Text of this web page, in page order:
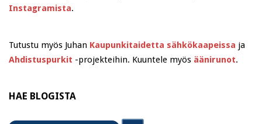
Instagramista.
Tutustu myös Juhan Kaupunkitaidetta sähkökaapeissa ja
Ahdistuspurkit -projekteihin. Kuuntele myös äänirunot.
HAE BLOGISTA
Search